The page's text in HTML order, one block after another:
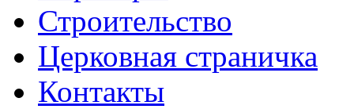
Строительство
Церковная страничка
Контакты